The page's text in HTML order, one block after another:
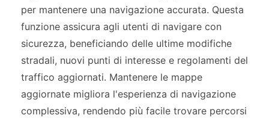
per mantenere una navigazione accurata. Questa
funzione assicura agli utenti di navigare con
sicurezza, beneficiando delle ultime modifiche
stradali, nuovi punti di interesse e regolamenti del
traffico aggiornati. Mantenere le mappe
aggiornate migliora l'esperienza di navigazione
complessiva, rendendo più facile trovare percorsi